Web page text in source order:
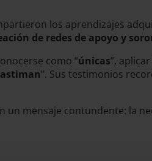
los aprendizajes
de redes de apoyo y
como “únicas”, aplicar
”. Sus testimonios
un mensaje contundente: la